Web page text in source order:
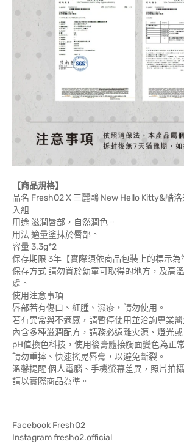
【商品規格】
品名 FreshO2 X 三麗鷗 New Hello Kitty&酷
入組
用途 滋潤唇部，自然潤色。
用法 適量塗抹於唇部。
容量 3.3g*2
保存期限 3年【實際須依商品包裝上的標示為
保存方式 請勿置於幼童可取得的地方，及高
處。
使用注意事項
唇部若有傷口、紅腫、濕疹，請勿使用。
若有異常與不適感，請暫停使用並洽詢專業醫
內含多種滋潤配方，請務必遠離火源、燈光
pH值換色科技，使用後膏體接觸面變色為正
請勿重摔、快速搖晃唇膏，以避免斷裂。
溫馨提醒 個人電腦、手機螢幕差異，照片拍
請以實際商品為準。
Facebook FreshO2
Instagram fresho2.official